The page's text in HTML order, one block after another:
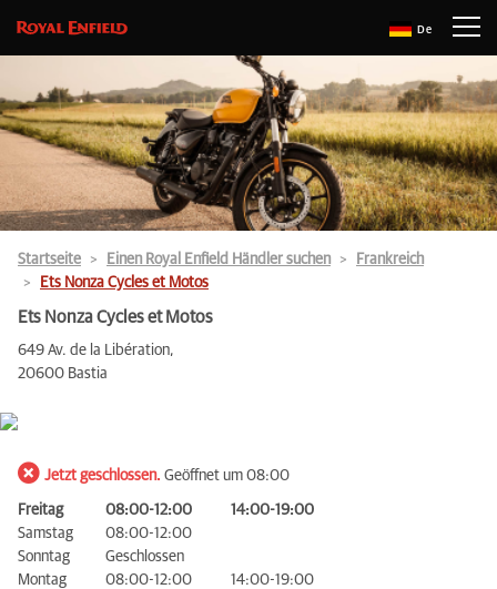
De
Startseite Einen Royal Enfield Händler suchen
Frankreich
Ets Nonza Cycles et Motos
Ets Nonza Cycles et Motos
649 Av. de la Libération,
20600 Bastia
Jetzt geschlossen. Geöffnet um 08:00
Freitag 08:00-12:00
14:00-19:00
Samstag
08:00-12:00
Sonntag
Geschlossen
Montag
08:00-12:00
14:00-19:00